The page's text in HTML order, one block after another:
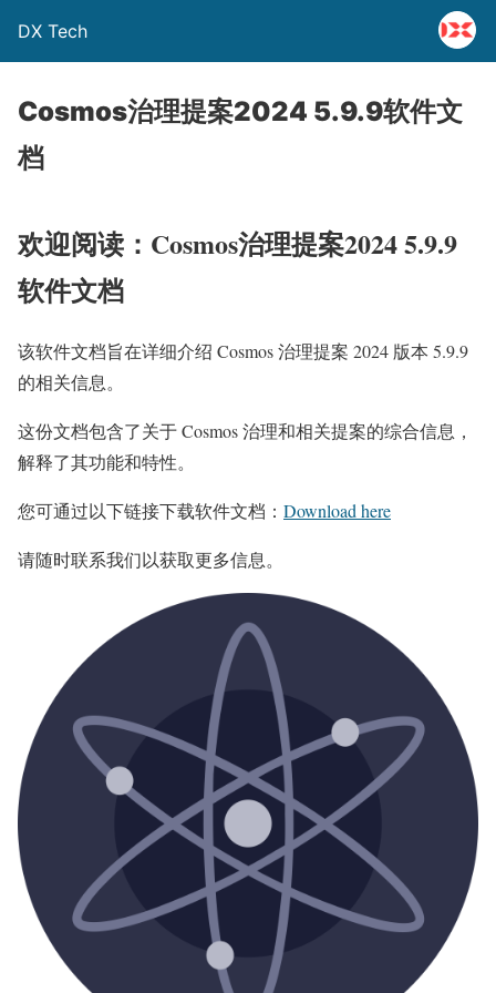
DX Tech
Cosmos治理提案2024 5.9.9软件文
档
欢迎阅读：Cosmos治理提案2024 5.9.9
软件文档
该软件文档旨在详细介绍 Cosmos 治理提案 2024 版本 5.9.9
的相关信息。
这份文档包含了关于 Cosmos 治理和相关提案的综合信息，
解释了其功能和特性。
您可通过以下链接下载软件文档： Download here
请随时联系我们以获取更多信息。